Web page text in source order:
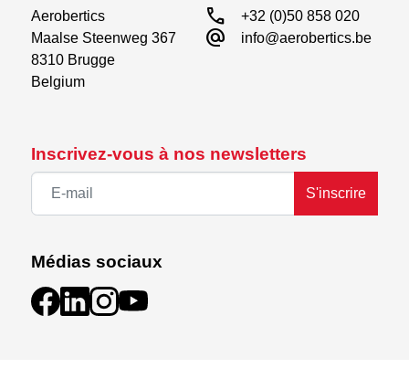
Inscrivez-vous à nos newsletters
S'inscrire
Médias sociaux
Aerobertics
Maalse Steenweg 367
8310 Brugge
Belgium
call +32 (0)50 858 020
alternate_email info@aerobertics.be